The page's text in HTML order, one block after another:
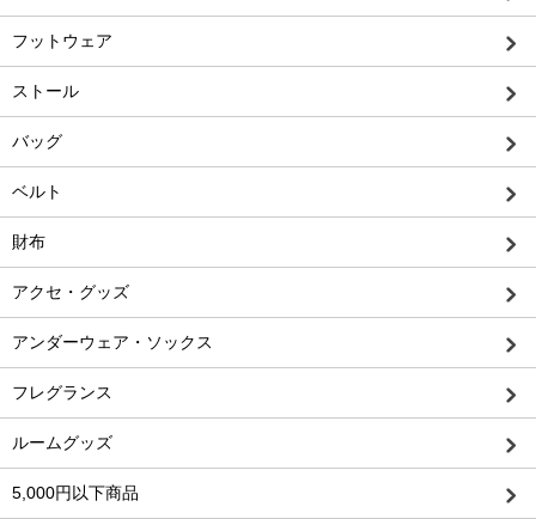
フットウェア
ストール
バッグ
ベルト
財布
アクセ・グッズ
アンダーウェア・ソックス
フレグランス
ルームグッズ
5,000円以下商品